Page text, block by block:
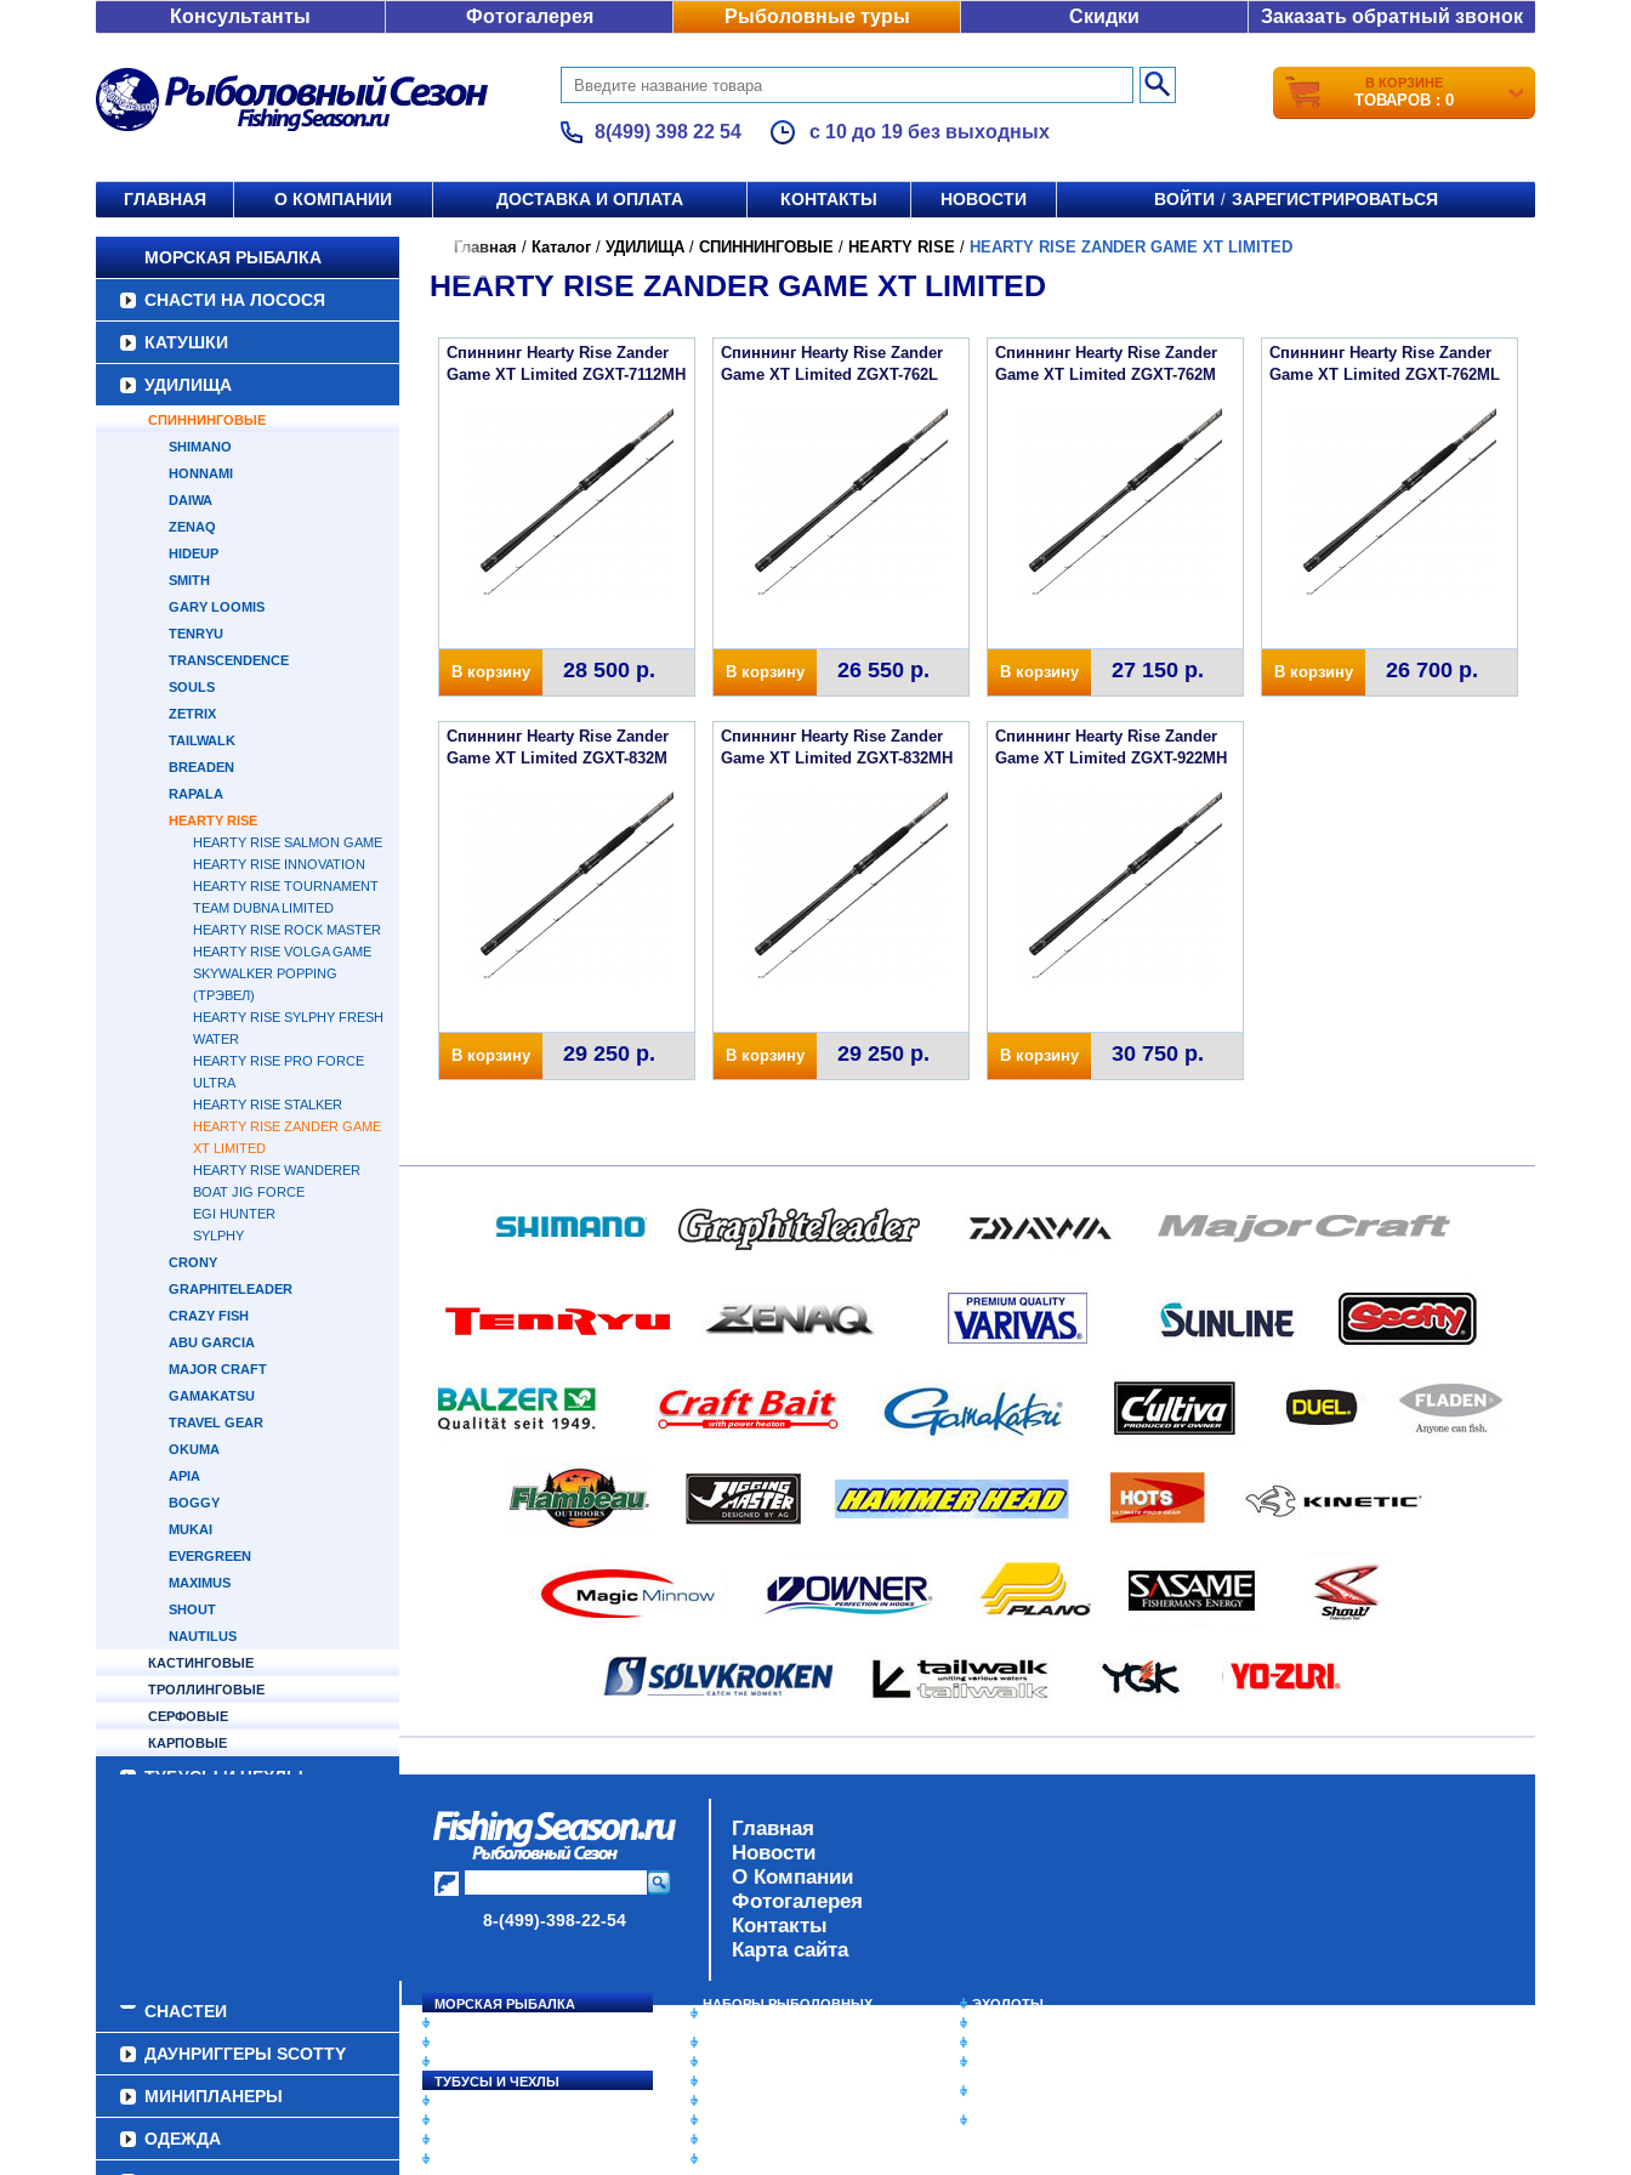
Консультанты Фотогалерея Рыболовные туры Скидки Заказать обратный звонок
8(499) 398 22 54 с 10 до 19 без выходных
В КОРЗИНЕ
ТОВАРОВ : 0
ГЛАВНАЯ О КОМПАНИИ ДОСТАВКА И ОПЛАТА КОНТАКТЫ НОВОСТИ ВОЙТИ / ЗАРЕГИСТРИРОВАТЬСЯ
МОРСКАЯ РЫБАЛКА
СНАСТИ НА ЛОСОСЯ
КАТУШКИ
УДИЛИЩА
СПИННИНГОВЫЕ
SHIMANO
HONNAMI
DAIWA
ZENAQ
HIDEUP
SMITH
GARY LOOMIS
TENRYU
TRANSCENDENCE
SOULS
ZETRIX
TAILWALK
BREADEN
RAPALA
HEARTY RISE
HEARTY RISE SALMON GAME
HEARTY RISE INNOVATION
HEARTY RISE TOURNAMENT
TEAM DUBNA LIMITED
HEARTY RISE ROCK MASTER
HEARTY RISE VOLGA GAME
SKYWALKER POPPING
(ТРЭВЕЛ)
HEARTY RISE SYLPHY FRESH
WATER
HEARTY RISE PRO FORCE
ULTRA
HEARTY RISE STALKER
HEARTY RISE ZANDER GAME
XT LIMITED
HEARTY RISE WANDERER
BOAT JIG FORCE
EGI HUNTER
SYLPHY
CRONY
GRAPHITELEADER
CRAZY FISH
ABU GARCIA
MAJOR CRAFT
GAMAKATSU
TRAVEL GEAR
OKUMA
APIA
BOGGY
MUKAI
EVERGREEN
MAXIMUS
SHOUT
NAUTILUS
КАСТИНГОВЫЕ
ТРОЛЛИНГОВЫЕ
СЕРФОВЫЕ
КАРПОВЫЕ
ТУБУСЫ И ЧЕХЛЫ
СНАСТЕЙ
ДАУНРИГГЕРЫ SCOTTY
МИНИПЛАНЕРЫ
ОДЕЖДА
Главная / Каталог / УДИЛИЩА / СПИННИНГОВЫЕ / HEARTY RISE / HEARTY RISE ZANDER GAME XT LIMITED
HEARTY RISE ZANDER GAME XT LIMITED
Спиннинг Hearty Rise Zander
Game XT Limited ZGXT-7112MH
В корзину 28 500 р.
Спиннинг Hearty Rise Zander
Game XT Limited ZGXT-762L
В корзину 26 550 р.
Спиннинг Hearty Rise Zander
Game XT Limited ZGXT-762M
В корзину 27 150 р.
Спиннинг Hearty Rise Zander
Game XT Limited ZGXT-762ML
В корзину 26 700 р.
Спиннинг Hearty Rise Zander
Game XT Limited ZGXT-832M
В корзину 29 250 р.
Спиннинг Hearty Rise Zander
Game XT Limited ZGXT-832MH
В корзину 29 250 р.
Спиннинг Hearty Rise Zander
Game XT Limited ZGXT-922MH
В корзину 30 750 р.
8-(499)-398-22-54
Главная
Новости
О Компании
Фотогалерея
Контакты
Карта сайта
МОРСКАЯ РЫБАЛКА
ТУБУСЫ И ЧЕХЛЫ
НАБОРЫ РЫБОЛОВНЫХ
ЭХОЛОТЫ